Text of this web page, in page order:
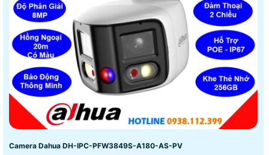
Camera Dahua DH-IPC-PFW3849S-A180-AS-PV